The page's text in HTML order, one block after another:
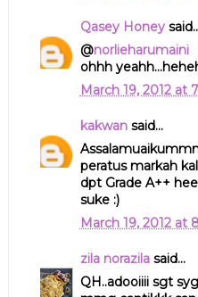
Qasey Honey
@norlieharumaini
ohhh
March 19, 2012 at
kakwansaid...
peratus markah
dpt Grade A++
suke :)
March 19, 2012 at
zila norazilasaid...
QH..adooiiii sgt